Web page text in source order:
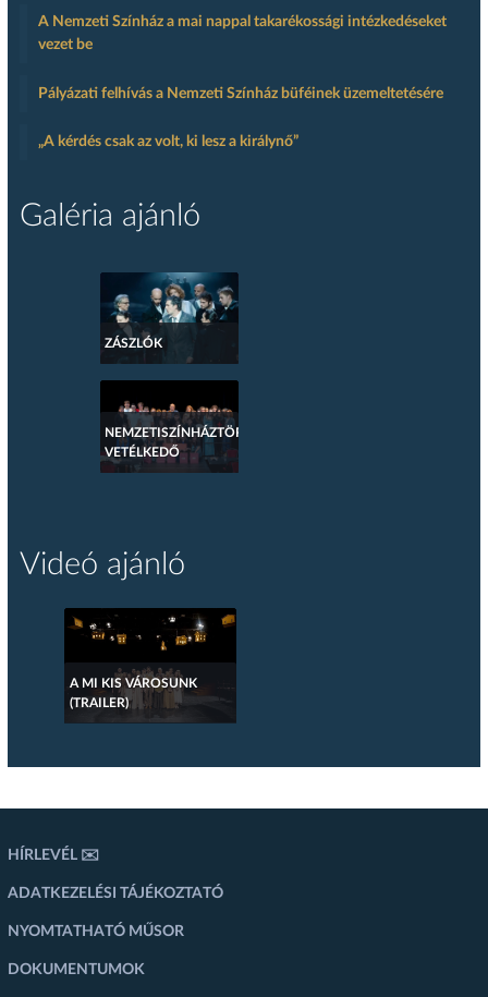
A Nemzeti Színház a mai nappal takarékossági intézkedéseket
vezet be
Pályázati felhívás a Nemzeti Színház büféinek üzemeltetésére
„A kérdés csak az volt, ki lesz a királynő”
Galéria ajánló
ZÁSZLÓK
NEMZETISZÍNHÁZTÖRTÉNETI
VETÉLKEDŐ
Videó ajánló
A MI KIS VÁROSUNK
(TRAILER)
HÍRLEVÉL ✉️
ADATKEZELÉSI TÁJÉKOZTATÓ
NYOMTATHATÓ MŰSOR
DOKUMENTUMOK